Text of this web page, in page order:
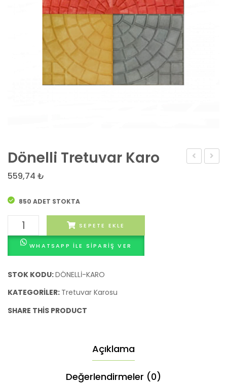
Dönelli Tretuvar Karo
559,74 ₺
850 ADET STOKTA
Dönelli
Tretuvar
Karo
SEPETE EKLE
WHATSAPP ILE SIPARIŞ VER
STOK KODU:DÖNELLİ-KARO
KATEGORILER: Tretuvar Karosu
SHARE THIS PRODUCT
Açıklama
Değerlendirmeler (0)